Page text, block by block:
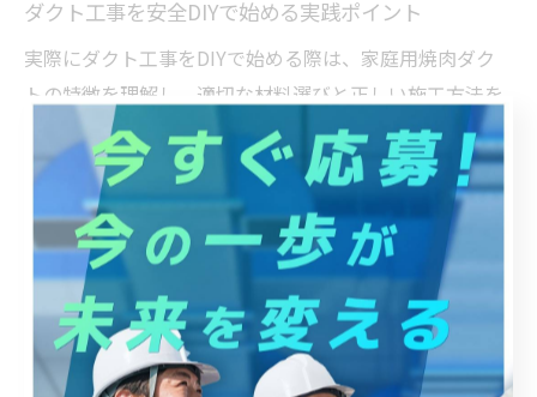
ダクト工事を安全DIYで始める実践ポイント
実際にダクト工事をDIYで始める際は、家庭用焼肉ダク
トの特徴を理解し、適切な材料選びと正しい施工方法を
守ることが大切です。アルミやステンレス製のダクトは
耐熱性・耐久性があり、家庭用にも適しています。
また、DIYが初めての方は、簡易な排煙フードやフィル
ター付きダクトを選ぶことで、設置やメンテナンスがし
やすくなります。焼肉用ダクトDIYの情報は動画や専門サ
イトでも多く紹介されているため、事前に手順をしっか
り確認しましょう。